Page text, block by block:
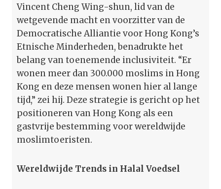
Vincent Cheng Wing-shun, lid van de
wetgevende macht en voorzitter van de
Democratische Alliantie voor Hong Kong’s
Etnische Minderheden, benadrukte het
belang van toenemende inclusiviteit. “Er
wonen meer dan 300.000 moslims in Hong
Kong en deze mensen wonen hier al lange
tijd,” zei hij. Deze strategie is gericht op het
positioneren van Hong Kong als een
gastvrije bestemming voor wereldwijde
moslimtoeristen.
Wereldwijde Trends in Halal Voedsel